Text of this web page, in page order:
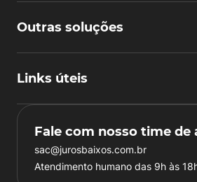
Outras soluções
Links úteis
Fale com nosso time
sac@jurosbaixos.com.br
Atendimento humano das 9h às